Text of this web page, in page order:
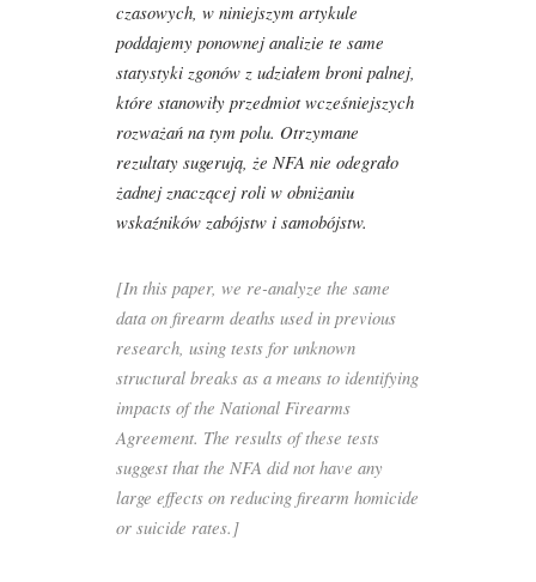
czasowych, w niniejszym artykule
poddajemy ponownej analizie te same
statystyki zgonów z udziałem broni palnej,
które stanowiły przedmiot wcześniejszych
rozważań na tym polu. Otrzymane
rezultaty sugerują, że NFA nie odegrało
żadnej znaczącej roli w obniżaniu
wskaźników zabójstw i samobójstw.
[In this paper, we re-analyze the same
data on firearm deaths used in previous
research, using tests for unknown
structural breaks as a means to identifying
impacts of the National Firearms
Agreement. The results of these tests
suggest that the NFA did not have any
large effects on reducing firearm homicide
or suicide rates.]